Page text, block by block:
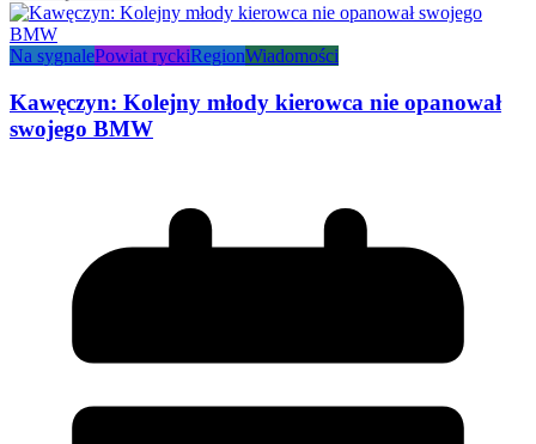
Na sygnalePowiat ryckiRegionWiadomości
Kawęczyn: Kolejny młody kierowca nie opanował
swojego BMW